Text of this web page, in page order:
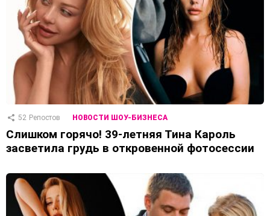
52 Репостов НОВОСТИ ШОУ-БИЗНЕСА
Слишком горячо! 39-летняя Тина Кароль
засветила грудь в откровенной фотосессии